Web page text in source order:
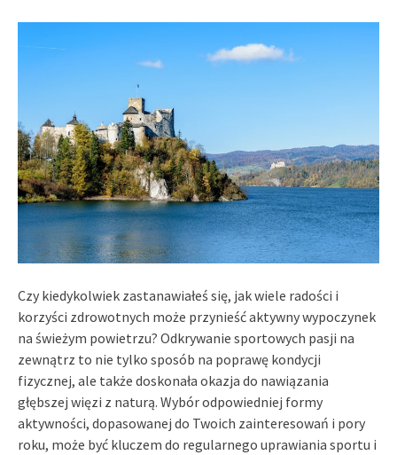
Czy kiedykolwiek zastanawiałeś się, jak wiele radości i
korzyści zdrowotnych może przynieść aktywny wypoczynek
na świeżym powietrzu? Odkrywanie sportowych pasji na
zewnątrz to nie tylko sposób na poprawę kondycji
fizycznej, ale także doskonała okazja do nawiązania
głębszej więzi z naturą. Wybór odpowiedniej formy
aktywności, dopasowanej do Twoich zainteresowań i pory
roku, może być kluczem do regularnego uprawiania sportu i